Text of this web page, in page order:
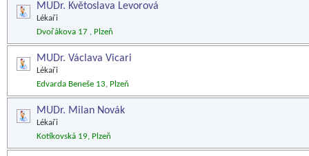
MUDr. Květoslava Levorová
Lékaři
Dvořákova 17 , Plzeň
MUDr. Václava Vicari
Lékaři
Edvarda Beneše 13, Plzeň
MUDr. Milan Novák
Lékaři
Kotíkovská 19, Plzeň